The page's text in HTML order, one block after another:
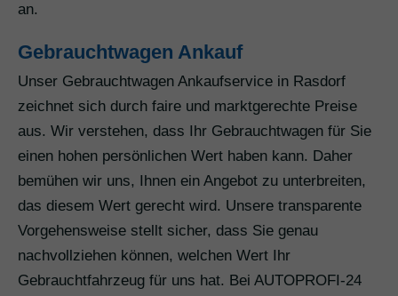
an.
Gebrauchtwagen Ankauf
Unser Gebrauchtwagen Ankaufservice in Rasdorf
zeichnet sich durch faire und marktgerechte Preise
aus. Wir verstehen, dass Ihr Gebrauchtwagen für Sie
einen hohen persönlichen Wert haben kann. Daher
bemühen wir uns, Ihnen ein Angebot zu unterbreiten,
das diesem Wert gerecht wird. Unsere transparente
Vorgehensweise stellt sicher, dass Sie genau
nachvollziehen können, welchen Wert Ihr
Gebrauchtfahrzeug für uns hat. Bei AUTOPROFI-24